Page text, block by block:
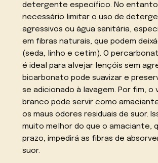
detergente específico. No
necessário limitar o uso de
agressivos ou água sanitária,
em fibras naturais, que podem
(seda, linho e cetim). O
é ideal para alvejar lençóis sem
bicarbonato pode suavizar e
se adicionado à lavagem. Por fim, o
branco pode servir como
os maus odores residuais de suor.
muito melhor do que o amaciante,
prazo, impedirá as fibras de
suor.